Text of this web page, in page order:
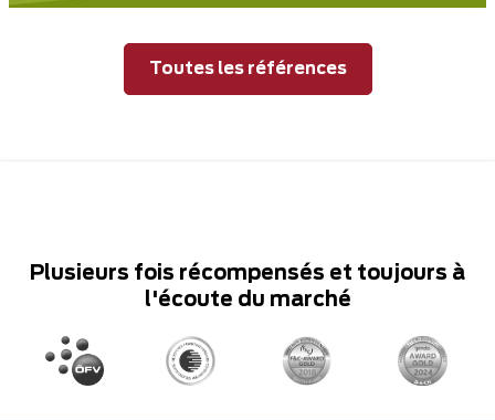
Toutes les références
Plusieurs fois récompensés et toujours à
l'écoute du marché